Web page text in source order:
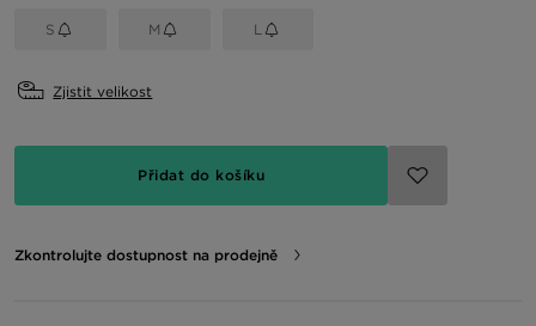
S M L
Zjistit velikost
Přidat do košíku
Zkontrolujte dostupnost na prodejně